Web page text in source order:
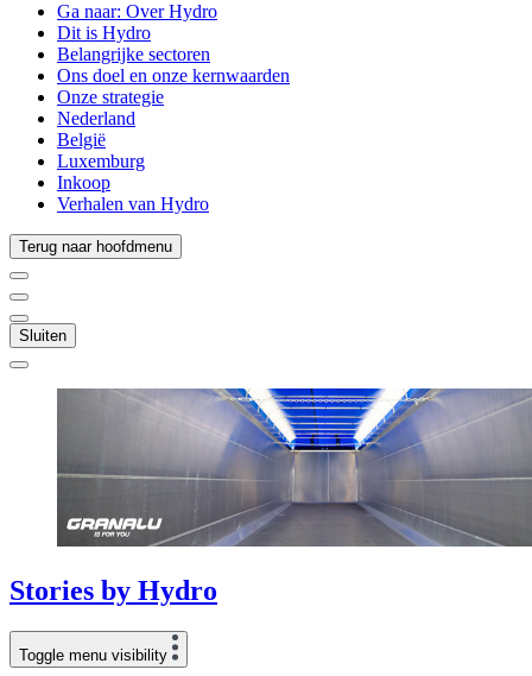
Ga naar: Over Hydro
Dit is Hydro
Belangrijke sectoren
Ons doel en onze kernwaarden
Onze strategie
Nederland
België
Luxemburg
Inkoop
Verhalen van Hydro
Terug naar hoofdmenu
Sluiten
Stories by Hydro
Toggle menu visibility